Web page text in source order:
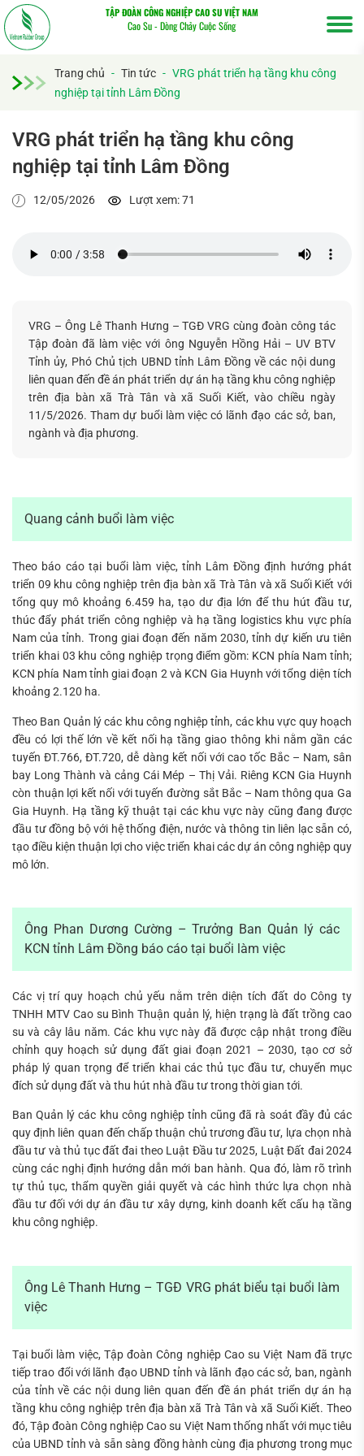
TẬP ĐOÀN CÔNG NGHIỆP CAO SU VIỆT NAM
Cao Su - Dòng Chảy Cuộc Sống
Trang chủ - Tin tức - VRG phát triển hạ tầng khu công
nghiệp tại tỉnh Lâm Đồng
VRG phát triển hạ tầng khu công
nghiệp tại tỉnh Lâm Đồng
12/05/2026 Lượt xem: 71
VRG – Ông Lê Thanh Hưng – TGĐ VRG cùng đoàn công tác
Tập đoàn đã làm việc với ông Nguyễn Hồng Hải – UV BTV
Tỉnh ủy, Phó Chủ tịch UBND tỉnh Lâm Đồng về các nội dung
liên quan đến đề án phát triển dự án hạ tầng khu công nghiệp
trên địa bàn xã Trà Tân và xã Suối Kiết, vào chiều ngày
11/5/2026. Tham dự buổi làm việc có lãnh đạo các sở, ban,
ngành và địa phương.
Quang cảnh buổi làm việc
Theo báo cáo tại buổi làm việc, tỉnh Lâm Đồng định hướng phát
triển 09 khu công nghiệp trên địa bàn xã Trà Tân và xã Suối Kiết với
tổng quy mô khoảng 6.459 ha, tạo dư địa lớn để thu hút đầu tư,
thúc đẩy phát triển công nghiệp và hạ tầng logistics khu vực phía
Nam của tỉnh. Trong giai đoạn đến năm 2030, tỉnh dự kiến ưu tiên
triển khai 03 khu công nghiệp trọng điểm gồm: KCN phía Nam tỉnh;
KCN phía Nam tỉnh giai đoạn 2 và KCN Gia Huynh với tổng diện tích
khoảng 2.120 ha.
Theo Ban Quản lý các khu công nghiệp tỉnh, các khu vực quy hoạch
đều có lợi thế lớn về kết nối hạ tầng giao thông khi nằm gần các
tuyến ĐT.766, ĐT.720, dễ dàng kết nối với cao tốc Bắc – Nam, sân
bay Long Thành và cảng Cái Mép – Thị Vải. Riêng KCN Gia Huynh
còn thuận lợi kết nối với tuyến đường sắt Bắc – Nam thông qua Ga
Gia Huynh. Hạ tầng kỹ thuật tại các khu vực này cũng đang được
đầu tư đồng bộ với hệ thống điện, nước và thông tin liên lạc sẵn có,
tạo điều kiện thuận lợi cho việc triển khai các dự án công nghiệp quy
mô lớn.
Ông Phan Dương Cường – Trưởng Ban Quản lý các
KCN tỉnh Lâm Đồng báo cáo tại buổi làm việc
Các vị trí quy hoạch chủ yếu nằm trên diện tích đất do Công ty
TNHH MTV Cao su Bình Thuận quản lý, hiện trạng là đất trồng cao
su và cây lâu năm. Các khu vực này đã được cập nhật trong điều
chỉnh quy hoạch sử dụng đất giai đoạn 2021 – 2030, tạo cơ sở
pháp lý quan trọng để triển khai các thủ tục đầu tư, chuyển mục
đích sử dụng đất và thu hút nhà đầu tư trong thời gian tới.
Ban Quản lý các khu công nghiệp tỉnh cũng đã rà soát đầy đủ các
quy định liên quan đến chấp thuận chủ trương đầu tư, lựa chọn nhà
đầu tư và thủ tục đất đai theo Luật Đầu tư 2025, Luật Đất đai 2024
cùng các nghị định hướng dẫn mới ban hành. Qua đó, làm rõ trình
tự thủ tục, thẩm quyền giải quyết và các hình thức lựa chọn nhà
đầu tư đối với dự án đầu tư xây dựng, kinh doanh kết cấu hạ tầng
khu công nghiệp.
Ông Lê Thanh Hưng – TGĐ VRG phát biểu tại buổi làm
việc
Tại buổi làm việc, Tập đoàn Công nghiệp Cao su Việt Nam đã trực
tiếp trao đổi với lãnh đạo UBND tỉnh và lãnh đạo các sở, ban, ngành
của tỉnh về các nội dung liên quan đến đề án phát triển dự án hạ
tầng khu công nghiệp trên địa bàn xã Trà Tân và xã Suối Kiết. Theo
đó, Tập đoàn Công nghiệp Cao su Việt Nam thống nhất với mục tiêu
của UBND tỉnh và sẵn sàng đồng hành cùng địa phương trong mục
Tìm
kiếm...